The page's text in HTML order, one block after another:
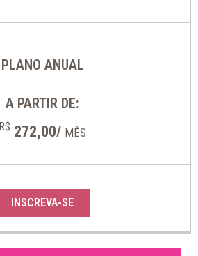
PLANO ANUAL
A PARTIR DE:
R$ 272,00/ MÊS
INSCREVA-SE